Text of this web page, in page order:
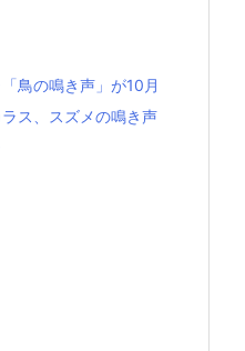
鳥の鳴き声」が10月
ス、スズメの鳴き声